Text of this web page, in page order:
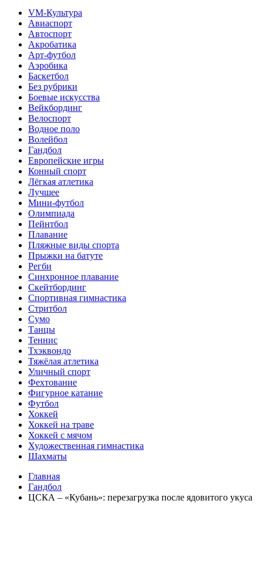
VM-Культура
Авиаспорт
Автоспорт
Акробатика
Арт-футбол
Аэробика
Баскетбол
Без рубрики
Боевые искусства
Вейкбординг
Велоспорт
Водное поло
Волейбол
Гандбол
Европейские игры
Конный спорт
Лёгкая атлетика
Лучшее
Мини-футбол
Олимпиада
Пейнтбол
Плавание
Пляжные виды спорта
Прыжки на батуте
Регби
Синхронное плавание
Скейтбординг
Спортивная гимнастика
Стритбол
Сумо
Танцы
Теннис
Тхэквондо
Тяжёлая атлетика
Уличный спорт
Фехтование
Фигурное катание
Футбол
Хоккей
Хоккей на траве
Хоккей с мячом
Художественная гимнастика
Шахматы
Главная
Гандбол
ЦСКА – «Кубань»: перезагрузка после ядовитого укуса